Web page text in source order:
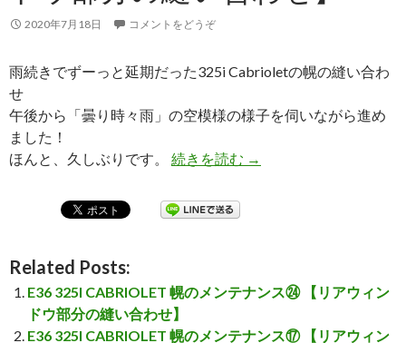
2020年7月18日 コメントをどうぞ
雨続きでずーっと延期だった325i Cabrioletの幌の縫い合わ
せ
午後から「曇り時々雨」の空模様の様子を伺いながら進め
ました！
ほんと、久しぶりです。 続きを読む E36 325I CABRIOLET
→
Related Posts:
E36 325I CABRIOLET 幌のメンテナンス㉔ 【リアウィン
ドウ部分の縫い合わせ】
E36 325I CABRIOLET 幌のメンテナンス⑰ 【リアウィン